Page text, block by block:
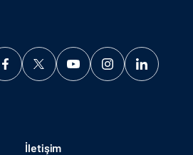
İletişim